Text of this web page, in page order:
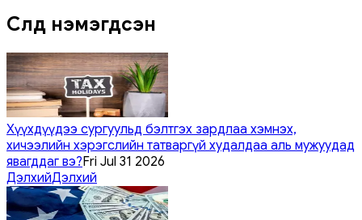
Сүүлд нэмэгдсэн
Хүүхдүүдээ сургуульд бэлтгэх зардлаа хэмнэх,
хичээлийн хэрэгслийн татваргүй худалдаа аль мужуудад
явагддаг вэ?Fri Jul 31 2026
ДэлхийДэлхий